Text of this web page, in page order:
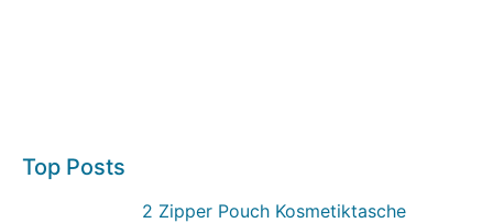
Top Posts
2 Zipper Pouch Kosmetiktasche